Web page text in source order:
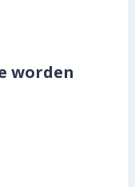
worden